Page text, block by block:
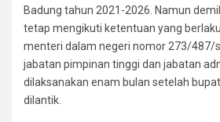
Badung tahun 2021-2026. Namun
tetap mengikuti ketentuan yang
menteri dalam negeri nomor 273/487/
jabatan pimpinan tinggi dan jabatan
dilaksanakan enam bulan setelah
dilantik.